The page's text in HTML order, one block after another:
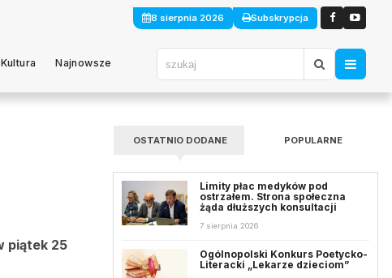
8 sierpnia 2026 Subskrypcja
Kultura Najnowsze
piątek 25
OSTATNIO DODANE POPULARNE
Limity płac medyków pod
ostrzałem. Strona społeczna
żąda dłuższych konsultacji
7 sierpnia 2026
Ogólnopolski Konkurs Poetycko-
Literacki „Lekarze dzieciom”